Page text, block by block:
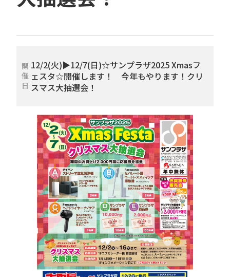
開
催
日
12/2(火)▶12/7(日)☆サンプラザ2025 Xmasフ
ェスタ☆開催します！ 今年もやります！クリ
スマス大抽選会！